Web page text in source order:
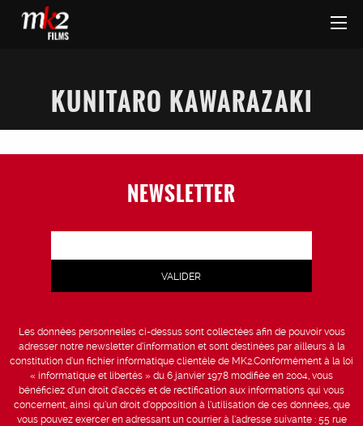
KUNITARO KAWARAZAKI
NEWSLETTER
Les données personnelles ci-dessus sont collectées afin de pouvoir vous
adresser notre newsletter d’information et sont destinées par ailleurs à la
constitution d’un fichier informatique clientèle de MK2.Conformément à la loi
« informatique et libertés » du 6 janvier 1978 modifiée en 2004, vous
bénéficiez d’un droit d’accès et de rectification aux informations qui vous
concernent, ainsi qu’un droit d’opposition à l’utilisation de ces données, que
vous pouvez exercer en adressant un courrier à l’adresse suivante : 55 rue